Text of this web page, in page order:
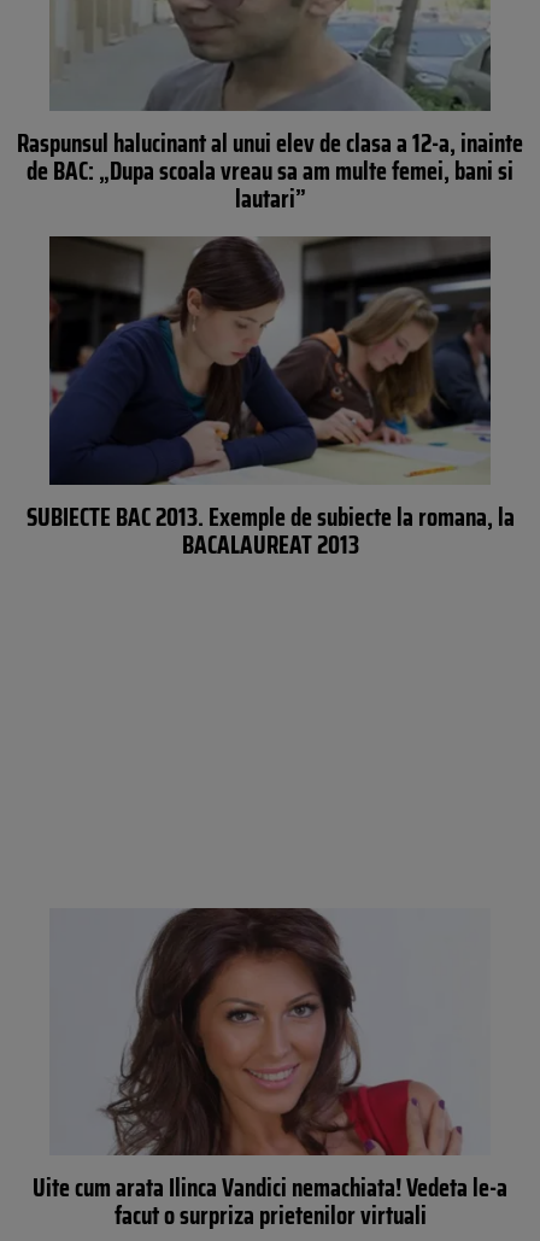
Raspunsul halucinant al unui elev de clasa a 12-a, inainte
de BAC: „Dupa scoala vreau sa am multe femei, bani si
lautari”
SUBIECTE BAC 2013. Exemple de subiecte la romana, la
BACALAUREAT 2013
Uite cum arata Ilinca Vandici nemachiata! Vedeta le-a
facut o surpriza prietenilor virtuali